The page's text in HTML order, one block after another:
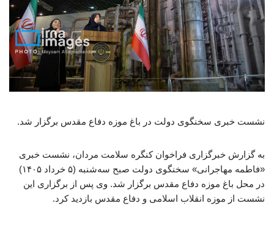
نشست خبری سخنگوی دولت در باغ موزه دفاع مقدس برگزار شد.
به گزارش خبرگزاری فراخوان کنگره سلامت مردان، نشست خبری
«فاطمه مهاجرانی» سخنگوی دولت صبح سه‌شنبه (۵ خرداد ۱۴۰۵)
در محل باغ موزه دفاع مقدس برگزار شد. وی پس از برگزاری این
نشست از موزه انقلاب اسلامی و دفاع مقدس بازدید کرد.